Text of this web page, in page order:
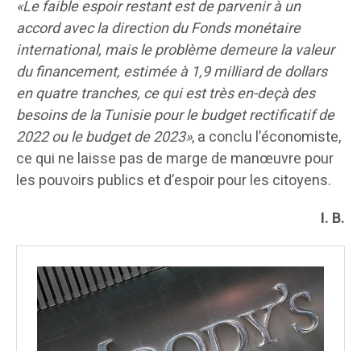
«Le faible espoir restant est de parvenir à un
accord avec la direction du Fonds monétaire
international, mais le problème demeure la valeur
du financement, estimée à 1,9 milliard de dollars
en quatre tranches, ce qui est très en-deçà des
besoins de la Tunisie pour le budget rectificatif de
2022 ou le budget de 2023», a conclu l’économiste,
ce qui ne laisse pas de marge de manœuvre pour
les pouvoirs publics et d’espoir pour les citoyens.
I. B.